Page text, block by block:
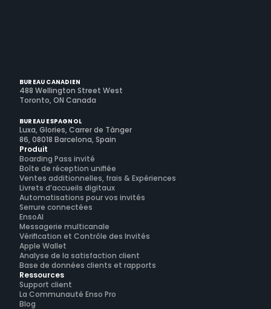
BUREAU CANADIEN
488 Wellington Street West
Toronto, ON Canada
BUREAU ESPAGNOL
Luxa, Glories, Carrer de Tànger
86, 08018 Barcelona, Spain
Produit
Boarding Pass invité
Boîte de réception unifiée
Ventes additionnelles, frais & Expériences
Livrets d’accueils digitaux
Automatisations pour vos invités
Serrure connectées
EnsoAI
Messagerie multicanale
Vérification et Contrôle des Invités
Apple Wallet
Analyse de la satisfaction client
Base de données clients et rapports
Ressources
Support client
La Communauté Enso Pro
Blog